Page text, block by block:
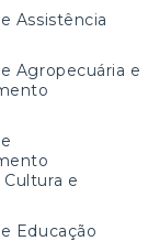
Assistência
Agropecuária e
e
Educação